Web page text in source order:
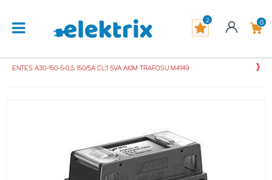
0
2
ENTES A30-150-5-0,5 150/5A CL:1 5VA AKIM TRAFOSU M4149